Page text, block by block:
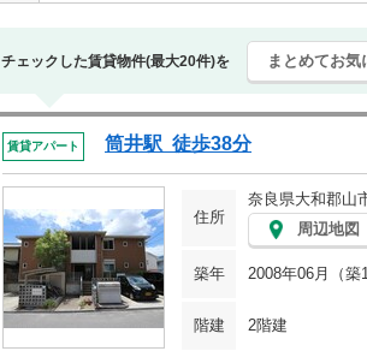
チェックした賃貸物件(最大20件)を まとめてお気
賃貸アパート 筒井駅 徒歩38分
住所
奈良県大和郡山
周辺地図
築年 2008年06月（築
階建 2階建